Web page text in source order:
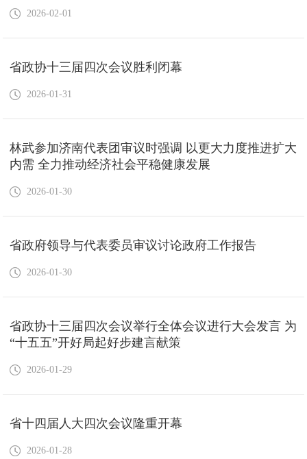
2026-02-01
省政协十三届四次会议胜利闭幕
2026-01-31
林武参加济南代表团审议时强调 以更大力度推进扩大
内需 全力推动经济社会平稳健康发展
2026-01-30
省政府领导与代表委员审议讨论政府工作报告
2026-01-30
省政协十三届四次会议举行全体会议进行大会发言 为
“十五五”开好局起好步建言献策
2026-01-29
省十四届人大四次会议隆重开幕
2026-01-28